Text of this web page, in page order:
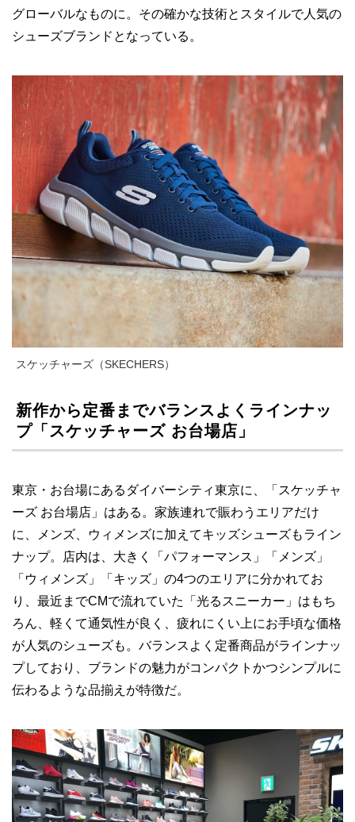
グローバルなものに。その確かな技術とスタイルで人気の
シューズブランドとなっている。
スケッチャーズ（SKECHERS）
新作から定番までバランスよくラインナッ
プ「スケッチャーズ お台場店」
東京・お台場にあるダイバーシティ東京に、「スケッチャ
ーズ お台場店」はある。家族連れで賑わうエリアだけ
に、メンズ、ウィメンズに加えてキッズシューズもライン
ナップ。店内は、大きく「パフォーマンス」「メンズ」
「ウィメンズ」「キッズ」の4つのエリアに分かれてお
り、最近までCMで流れていた「光るスニーカー」はもち
ろん、軽くて通気性が良く、疲れにくい上にお手頃な価格
が人気のシューズも。バランスよく定番商品がラインナッ
プしており、ブランドの魅力がコンパクトかつシンプルに
伝わるような品揃えが特徴だ。